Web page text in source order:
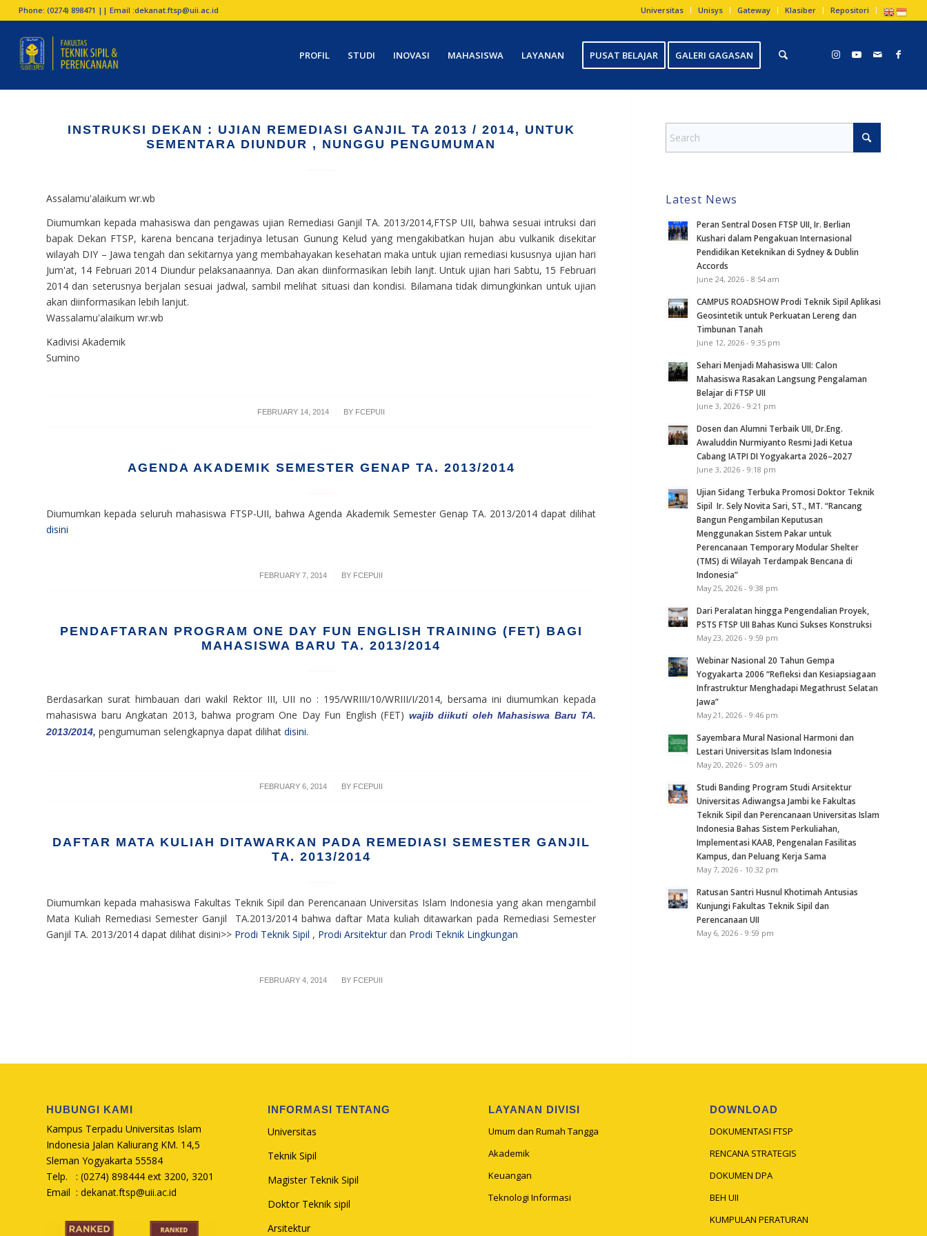
Universitas Unisys Gateway Klasiber Repositori
Phone: (0274) 898471 || Email :dekanat.ftsp@uii.ac.id
PROFIL STUDI INOVASI MAHASISWA LAYANAN PUSAT BELAJAR GALERI GAGASAN
INSTRUKSI DEKAN : UJIAN REMEDIASI GANJIL TA 2013 / 2014, UNTUK
SEMENTARA DIUNDUR , NUNGGU PENGUMUMAN
Assalamu'alaikum wr.wb
Diumumkan kepada mahasiswa dan pengawas ujian Remediasi Ganjil TA. 2013/2014,FTSP UII, bahwa sesuai intruksi dari
bapak Dekan FTSP, karena bencana terjadinya letusan Gunung Kelud yang mengakibatkan hujan abu vulkanik disekitar
wilayah DIY – Jawa tengah dan sekitarnya yang membahayakan kesehatan maka untuk ujian remediasi kususnya ujian hari
Jum'at, 14 Februari 2014 Diundur pelaksanaannya. Dan akan diinformasikan lebih lanjt. Untuk ujian hari Sabtu, 15 Februari
2014 dan seterusnya berjalan sesuai jadwal, sambil melihat situasi dan kondisi. Bilamana tidak dimungkinkan untuk ujian
akan diinformasikan lebih lanjut.
Wassalamu'alaikum wr.wb
Kadivisi Akademik
Sumino
FEBRUARY 14, 2014
/ BY FCEPUII
AGENDA AKADEMIK SEMESTER GENAP TA. 2013/2014
Diumumkan kepada seluruh mahasiswa FTSP-UII, bahwa Agenda Akademik Semester Genap TA. 2013/2014 dapat dilihat
disini
FEBRUARY 7, 2014
/ BY FCEPUII
PENDAFTARAN PROGRAM ONE DAY FUN ENGLISH TRAINING (FET) BAGI
MAHASISWA BARU TA. 2013/2014
Berdasarkan surat himbauan dari wakil Rektor III, UII no : 195/WRIII/10/WRIII/I/2014, bersama ini diumumkan kepada
mahasiswa baru Angkatan 2013, bahwa program One Day Fun English (FET) wajib diikuti oleh Mahasiswa Baru TA.
2013/2014, pengumuman selengkapnya dapat dilihat disini.
FEBRUARY 6, 2014
/ BY FCEPUII
DAFTAR MATA KULIAH DITAWARKAN PADA REMEDIASI SEMESTER GANJIL
TA. 2013/2014
Diumumkan kepada mahasiswa Fakultas Teknik Sipil dan Perencanaan Universitas Islam Indonesia yang akan mengambil
Mata Kuliah Remediasi Semester Ganjil TA.2013/2014 bahwa daftar Mata kuliah ditawarkan pada Remediasi Semester
Ganjil TA. 2013/2014 dapat dilihat disini>> Prodi Teknik Sipil , Prodi Arsitekturdan Prodi Teknik Lingkungan
FEBRUARY 4, 2014
/ BY FCEPUII
Latest News
Peran Sentral Dosen FTSP UII, Ir. Berlian
Kushari dalam Pengakuan Internasional
Pendidikan Keteknikan di Sydney & Dublin
Accords
June 24, 2026 - 8:54 am
CAMPUS ROADSHOW Prodi Teknik Sipil Aplikasi
Geosintetik untuk Perkuatan Lereng dan
Timbunan Tanah
June 12, 2026 - 9:35 pm
Sehari Menjadi Mahasiswa UII: Calon
Mahasiswa Rasakan Langsung Pengalaman
Belajar di FTSP UII
June 3, 2026 - 9:21 pm
Dosen dan Alumni Terbaik UII, Dr.Eng.
Awaluddin Nurmiyanto Resmi Jadi Ketua
Cabang IATPI DI Yogyakarta 2026–2027
June 3, 2026 - 9:18 pm
Ujian Sidang Terbuka Promosi Doktor Teknik
Sipil Ir. Sely Novita Sari, ST., MT. “Rancang
Bangun Pengambilan Keputusan
Menggunakan Sistem Pakar untuk
Perencanaan Temporary Modular Shelter
(TMS) di Wilayah Terdampak Bencana di
Indonesia”
May 25, 2026 - 9:38 pm
Dari Peralatan hingga Pengendalian Proyek,
PSTS FTSP UII Bahas Kunci Sukses Konstruksi
May 23, 2026 - 9:59 pm
Webinar Nasional 20 Tahun Gempa
Yogyakarta 2006 “Refleksi dan Kesiapsiagaan
Infrastruktur Menghadapi Megathrust Selatan
Jawa”
May 21, 2026 - 9:46 pm
Sayembara Mural Nasional Harmoni dan
Lestari Universitas Islam Indonesia
May 20, 2026 - 5:09 am
Studi Banding Program Studi Arsitektur
Universitas Adiwangsa Jambi ke Fakultas
Teknik Sipil dan Perencanaan Universitas Islam
Indonesia Bahas Sistem Perkuliahan,
Implementasi KAAB, Pengenalan Fasilitas
Kampus, dan Peluang Kerja Sama
May 7, 2026 - 10:32 pm
Ratusan Santri Husnul Khotimah Antusias
Kunjungi Fakultas Teknik Sipil dan
Perencanaan UII
May 6, 2026 - 9:59 pm
HUBUNGI KAMI
Kampus Terpadu Universitas Islam
Indonesia Jalan Kaliurang KM. 14,5
Sleman Yogyakarta 55584
Telp. : (0274) 898444 ext 3200, 3201
Email : dekanat.ftsp@uii.ac.id
INFORMASI TENTANG
Universitas
Teknik Sipil
Magister Teknik Sipil
Doktor Teknik sipil
Arsitektur
LAYANAN DIVISI
Umum dan Rumah Tangga
Akademik
Keuangan
Teknologi Informasi
DOWNLOAD
DOKUMENTASI FTSP
RENCANA STRATEGIS
DOKUMEN DPA
BEH UII
KUMPULAN PERATURAN